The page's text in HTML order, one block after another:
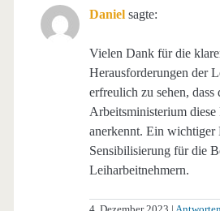
Daniel sagte:
Vielen Dank für die
Herausforderungen der
erfreulich zu sehen, dass
Arbeitsministerium diese
anerkennt. Ein wichtiger
Sensibilisierung für die
Leiharbeitnehmern.